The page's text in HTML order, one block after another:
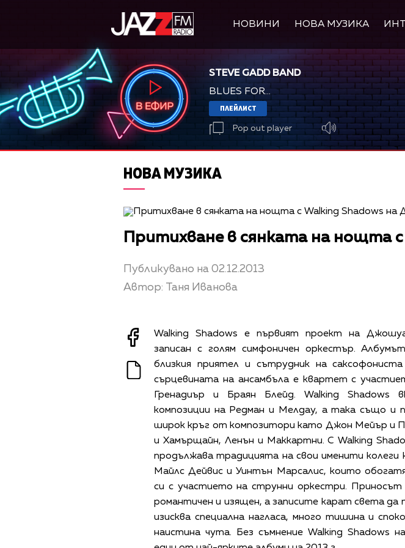
НОВИНИ НОВА МУЗИКА
STEVE GADD BAND
BLUES FOR...
ПЛЕЙЛИСТ
Pop out player
НОВА МУЗИКА
Притихване в сянката на нощта
Публикувано на 02.12.2013
Автор: Таня Иванова
Walking Shadows е първият проект на
записан с голям симфоничен оркестър.
близкия приятел и сътрудник на
сърцевината на ансамбъла е квартет с
Гренадиър и Браян Блейд. Walking Shadows
композиции на Редман и Мелдау, а така също и
широк кръг от композитори като Джон Мейър и
и Хамърщайн, Ленън и Маккартни. С Walking
продължава традицията на свои именити колеги
Майлс Дейвис и Уинтън Марсалис, които
си с участието на струнни оркестри. Приносът
романтичен и изящен, а записите карат света да
изисква специална нагласа, много тишина и
наистина чута. Без съмнение Walking Shadows